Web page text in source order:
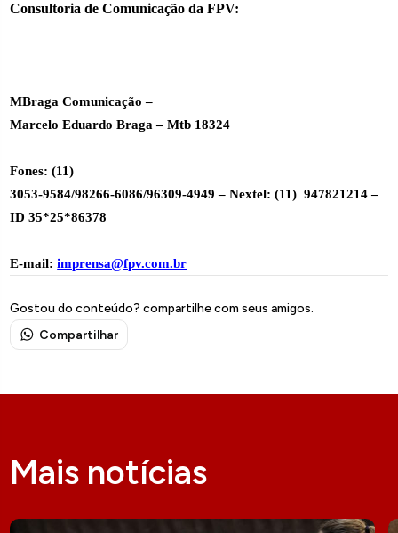
Consultoria de Comunicação da FPV:
MBraga Comunicação –
Marcelo Eduardo Braga – Mtb 18324
Fones: (11)
3053-9584/98266-6086/96309-4949 – Nextel: (11) 947821214 –
ID 35*25*86378
E-mail:imprensa@fpv.com.br
Gostou do conteúdo? compartilhe com seus amigos.
Compartilhar
Mais notícias